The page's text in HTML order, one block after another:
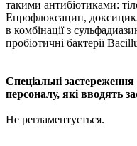
такими антибіотиками:
Енрофлоксацин,
в комбінації з
пробіотичні бактерії
Спеціальні застереження
персоналу, які вводять
Не регламентується.